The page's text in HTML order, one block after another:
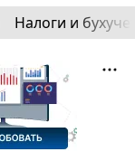
Налоги и